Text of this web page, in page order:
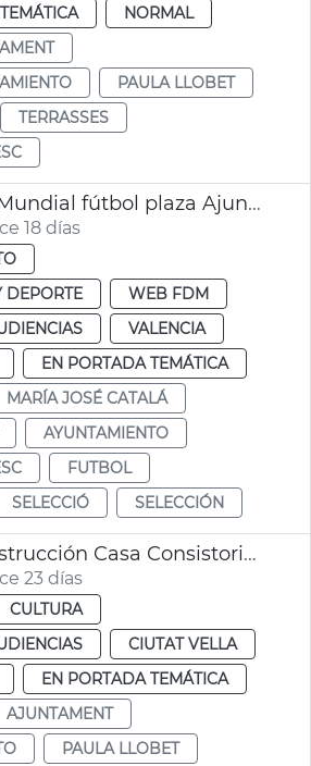
NORMAL
PAULA LLOBET
TERRASSES
Celebración Mundial fútbol plaza Ajuntament València
18 días
DEPORTE
WEB FDM
VALENCIA
EN PORTADA TEMÁTICA
MARÍA JOSÉ CATALÁ
AYUNTAMIENTO
FUTBOL
SELECCIÓ SELECCIÓN
120 años construcción Casa Consistorial València
23 días
CULTURA
CIUTAT VELLA
EN PORTADA TEMÁTICA
AJUNTAMENT
PAULA LLOBET